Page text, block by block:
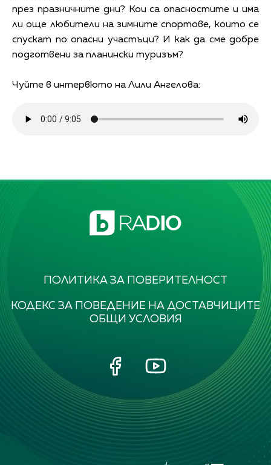
през празничните дни? Кои са опасностите и има
ли още любители на зимните спортове, които се
спускат по опасни участъци? И как да сме добре
подготвени за планински туризъм?
Чуйте в интервюто на Лили Ангелова:
ПОЛИТИКА ЗА ПОВЕРИТЕЛНОСТ
КОДЕКС ЗА ПОВЕДЕНИЕ НА ДОСТАВЧИЦИТЕ
ОБЩИ УСЛОВИЯ